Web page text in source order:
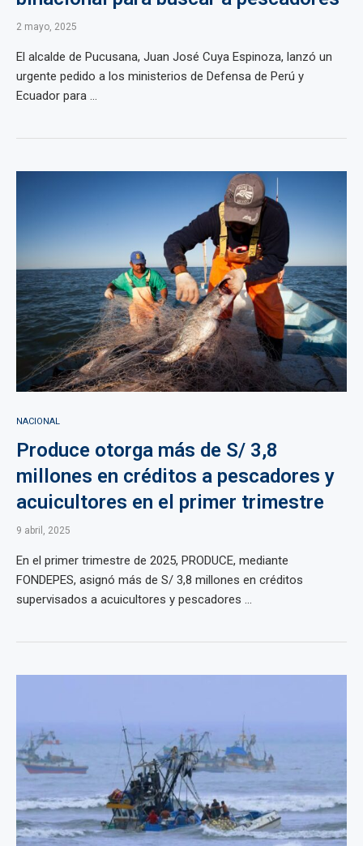
2 mayo, 2025
El alcalde de Pucusana, Juan José Cuya Espinoza, lanzó un
urgente pedido a los ministerios de Defensa de Perú y
Ecuador para ...
NACIONAL
Produce otorga más de S/ 3,8
millones en créditos a pescadores y
acuicultores en el primer trimestre
9 abril, 2025
En el primer trimestre de 2025, PRODUCE, mediante
FONDEPES, asignó más de S/ 3,8 millones en créditos
supervisados a acuicultores y pescadores ...